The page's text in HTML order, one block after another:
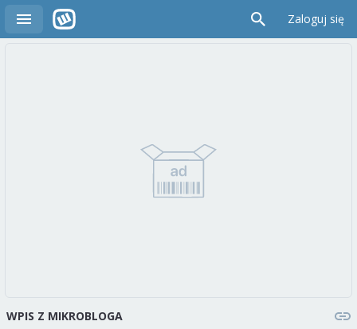
Zaloguj się
WPIS Z MIKROBLOGA